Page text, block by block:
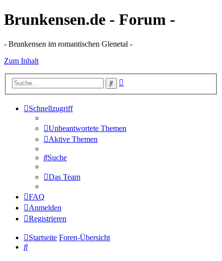
Brunkensen.de - Forum -
- Brunkensen im romantischen Glenetal -
Zum Inhalt
Suche
Schnellzugriff
Unbeantwortete Themen
Aktive Themen
Suche
Das Team
FAQ
Anmelden
Registrieren
Startseite Foren-Übersicht
Suche